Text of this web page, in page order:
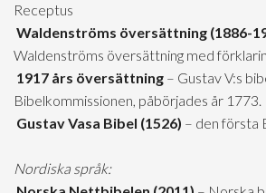
Receptus
Waldenströms översättning (1886-
Waldenströms översättning med
1917 års översättning – Gustav V:s
Bibelkommissionen, påbörjades år 1773.
Gustav Vasa Bibel (1526) – den första
Nordiska språk: